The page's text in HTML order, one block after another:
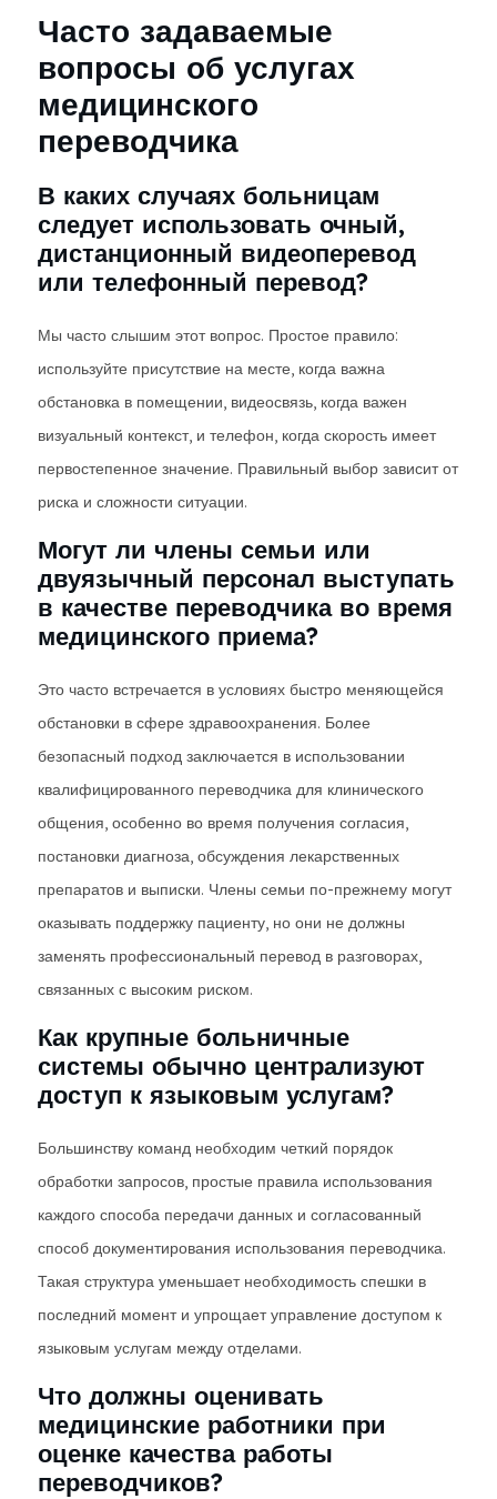
Часто задаваемые
вопросы об услугах
медицинского
переводчика
В каких случаях больницам
следует использовать очный,
дистанционный видеоперевод
или телефонный перевод?
Мы часто слышим этот вопрос. Простое правило:
используйте присутствие на месте, когда важна
обстановка в помещении, видеосвязь, когда важен
визуальный контекст, и телефон, когда скорость имеет
первостепенное значение. Правильный выбор зависит от
риска и сложности ситуации.
Могут ли члены семьи или
двуязычный персонал выступать
в качестве переводчика во время
медицинского приема?
Это часто встречается в условиях быстро меняющейся
обстановки в сфере здравоохранения. Более
безопасный подход заключается в использовании
квалифицированного переводчика для клинического
общения, особенно во время получения согласия,
постановки диагноза, обсуждения лекарственных
препаратов и выписки. Члены семьи по-прежнему могут
оказывать поддержку пациенту, но они не должны
заменять профессиональный перевод в разговорах,
связанных с высоким риском.
Как крупные больничные
системы обычно централизуют
доступ к языковым услугам?
Большинству команд необходим четкий порядок
обработки запросов, простые правила использования
каждого способа передачи данных и согласованный
способ документирования использования переводчика.
Такая структура уменьшает необходимость спешки в
последний момент и упрощает управление доступом к
языковым услугам между отделами.
Что должны оценивать
медицинские работники при
оценке качества работы
переводчиков?